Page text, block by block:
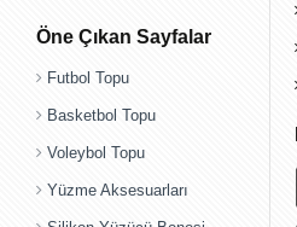
Öne Çıkan Sayfalar
Futbol Topu
Basketbol Topu
Voleybol Topu
Yüzme Aksesuarları